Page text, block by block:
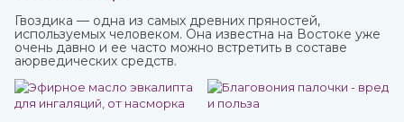
Гвоздика — одна из самых древних пряностей,
используемых человеком. Она известна на Востоке уже
очень давно и ее часто можно встретить в составе
аюрведических средств.